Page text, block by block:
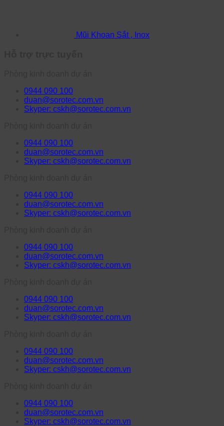
Mũi Khoan Sắt , Inox
0944 090 100
duan@sorotec.com.vn
Skyper: cskh@sorotec.com.vn
0944 090 100
duan@sorotec.com.vn
Skyper: cskh@sorotec.com.vn
0944 090 100
duan@sorotec.com.vn
Skyper: cskh@sorotec.com.vn
0944 090 100
duan@sorotec.com.vn
Skyper: cskh@sorotec.com.vn
0944 090 100
duan@sorotec.com.vn
Skyper: cskh@sorotec.com.vn
0944 090 100
duan@sorotec.com.vn
Skyper: cskh@sorotec.com.vn
0944 090 100
duan@sorotec.com.vn
Skyper: cskh@sorotec.com.vn